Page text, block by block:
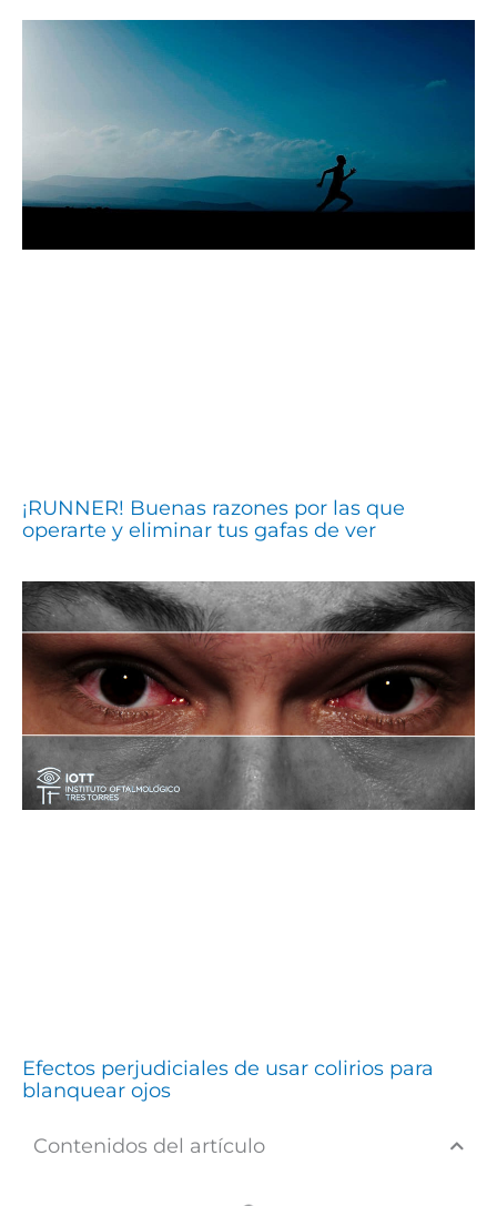
¡RUNNER! Buenas razones por las que
operarte y eliminar tus gafas de ver
Efectos perjudiciales de usar colirios para
blanquear ojos
Contenidos del artículo